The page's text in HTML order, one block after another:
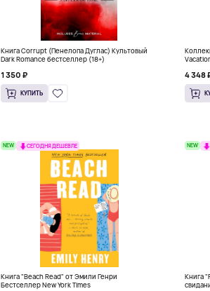
Книга Corrupt (Пенелопа Дуглас) Культовый
Dark Romance бестселлер (18+)
1 350 ₽
КУПИТЬ
4 348
NEW СЕГОДНЯ ДЕШЕВЛЕ
Книга "Beach Read" от Эмили Генри
Бестселлер New York Times
NEW
Книга